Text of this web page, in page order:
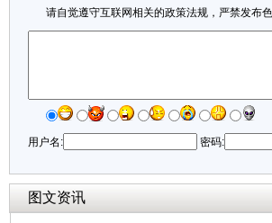
请自觉遵守互联网相关的政策法规，严禁发布
用户名: 密码:
图文资讯